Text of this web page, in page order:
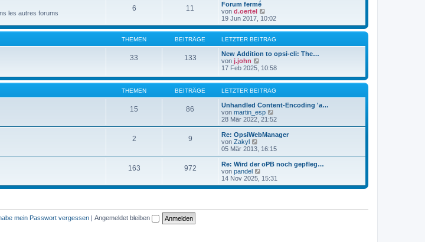
B
e
t
r
a
g
r
e
i
g
les autres forums
6 11
Forum fermé
von d.oertel
e
u
e
s
t
e
B
i
t
a
g
19 Jun 2017, 10:02
THEMEN BEITRÄGE LETZTER BEITRAG
33 133
New Addition to opsi-cli: The…
von j.john
e
e
s
e
r
B
e
t
r
a
g
17 Feb 2025, 10:58
THEMEN BEITRÄGE LETZTER BEITRAG
15 86
Unhandled Content-Encoding 'a…
von martin_esp
e
u
e
t
B
e
i
t
g
28 Mär 2022, 21:52
2 9
Re: OpsiWebManager
von Zakyl
e
u
e
s
t
e
r
i
05 Mär 2013, 16:15
163 972
Re: Wird der oPB noch gepfleg…
von pandel
e
u
14 Nov 2025, 15:31
mein Passwort vergessen | Angemeldet bleiben